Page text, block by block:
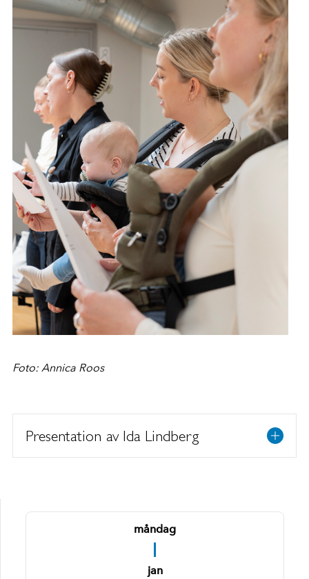
måndag
1
jan
Foto: Annica Roos
Presentation av Ida Lindberg